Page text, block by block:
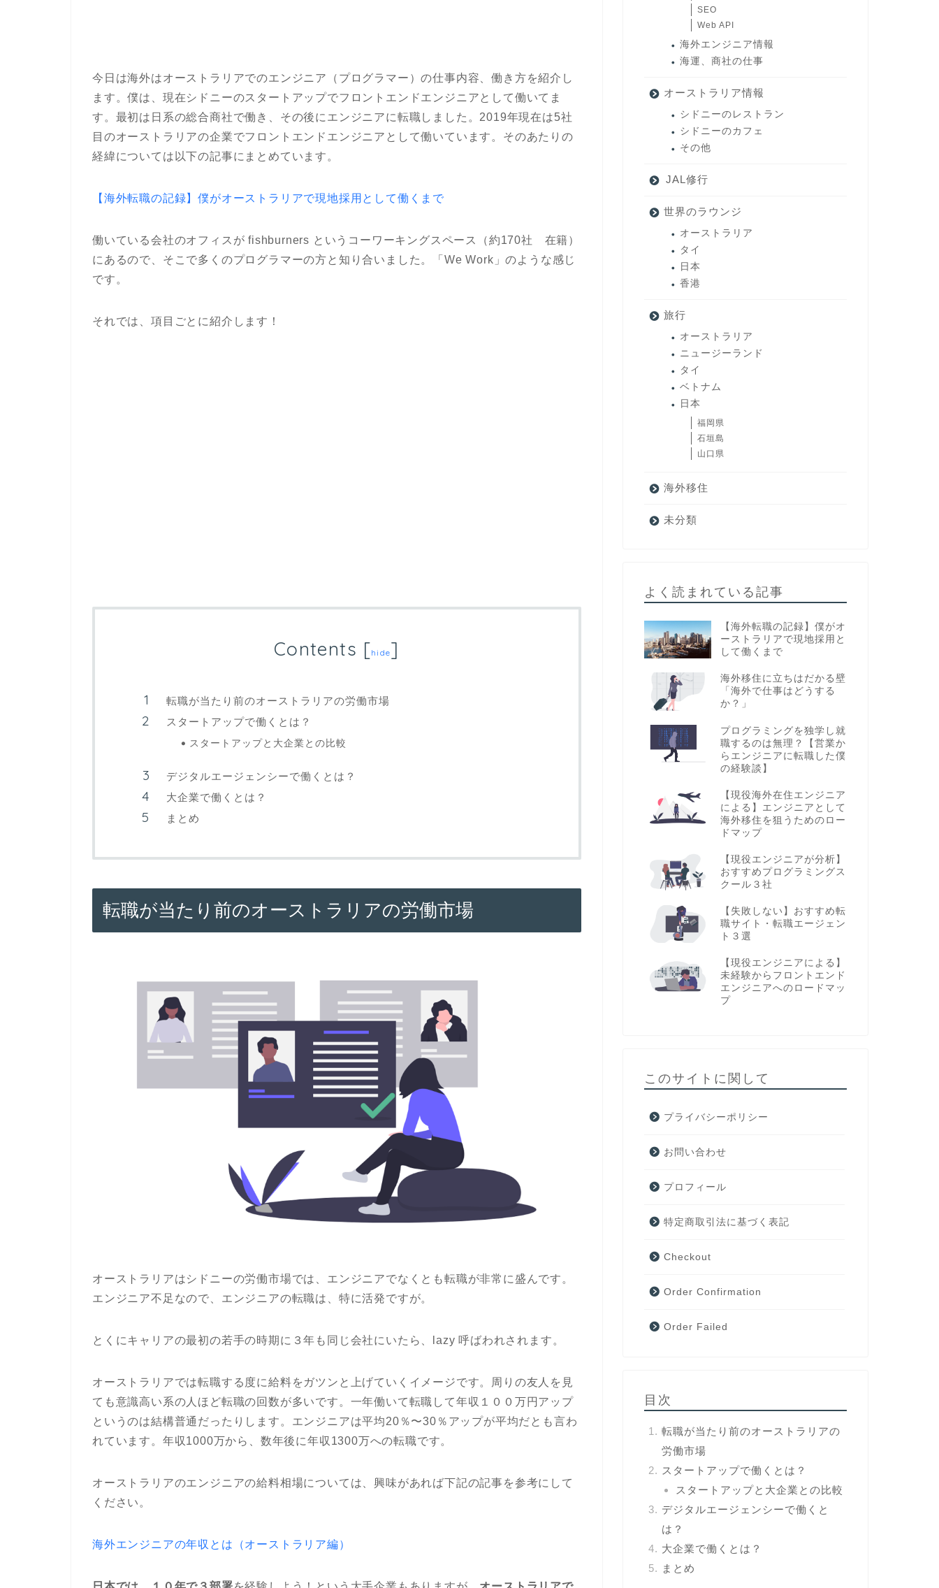
今日は海外はオーストラリアでのエンジニア（プログラマー）の仕事内容、働き方を紹介し
ます。僕は、現在シドニーのスタートアップでフロントエンドエンジニアとして働いてま
す。最初は日系の総合商社で働き、その後にエンジニアに転職しました。2019年現在は5社
目のオーストラリアの企業でフロントエンドエンジニアとして働いています。そのあたりの
経緯については以下の記事にまとめています。
【海外転職の記録】僕がオーストラリアで現地採用として働くまで
働いている会社のオフィスが fishburners というコーワーキングスペース（約170社 在籍）
にあるので、そこで多くのプログラマーの方と知り合いました。「We Work」のような感じ
です。
それでは、項目ごとに紹介します！
Contents [hide]
転職が当たり前のオーストラリアの労働市場
スタートアップで働くとは？
スタートアップと大企業との比較
デジタルエージェンシーで働くとは？
大企業で働くとは？
まとめ
転職が当たり前のオーストラリアの労働市場
オーストラリアはシドニーの労働市場では、エンジニアでなくとも転職が非常に盛んです。
エンジニア不足なので、エンジニアの転職は、特に活発ですが。
とくにキャリアの最初の若手の時期に３年も同じ会社にいたら、lazy 呼ばわれされます。
オーストラリアでは転職する度に給料をガツンと上げていくイメージです。周りの友人を見
ても意識高い系の人ほど転職の回数が多いです。一年働いて転職して年収１００万円アップ
というのは結構普通だったりします。エンジニアは平均20％〜30％アップが平均だとも言わ
れています。年収1000万から、数年後に年収1300万への転職です。
オーストラリアのエンジニアの給料相場については、興味があれば下記の記事を参考にして
ください。
海外エンジニアの年収とは（オーストラリア編）
SEO
Web API
海外エンジニア情報
海運、商社の仕事
オーストラリア情報
シドニーのレストラン
シドニーのカフェ
その他
JAL修行
世界のラウンジ
オーストラリア
タイ
日本
香港
旅行
オーストラリア
ニュージーランド
タイ
ベトナム
日本
福岡県
石垣島
山口県
海外移住
未分類
よく読まれている記事
【海外転職の記録】僕がオ
ーストラリアで現地採用と
して働くまで
海外移住に立ちはだかる壁
「海外で仕事はどうする
か？」
プログラミングを独学し就
職するのは無理？【営業か
らエンジニアに転職した僕
の経験談】
【現役海外在住エンジニア
による】エンジニアとして
海外移住を狙うためのロー
ドマップ
【現役エンジニアが分析】
おすすめプログラミングス
クール３社
【失敗しない】おすすめ転
職サイト・転職エージェン
ト３選
【現役エンジニアによる】
未経験からフロントエンド
エンジニアへのロードマッ
プ
このサイトに関して
プライバシーポリシー
お問い合わせ
プロフィール
特定商取引法に基づく表記
Checkout
Order Confirmation
Order Failed
目次
転職が当たり前のオーストラリアの
労働市場
スタートアップで働くとは？
スタートアップと大企業との比較
デジタルエージェンシーで働くと
は？
大企業で働くとは？
まとめ